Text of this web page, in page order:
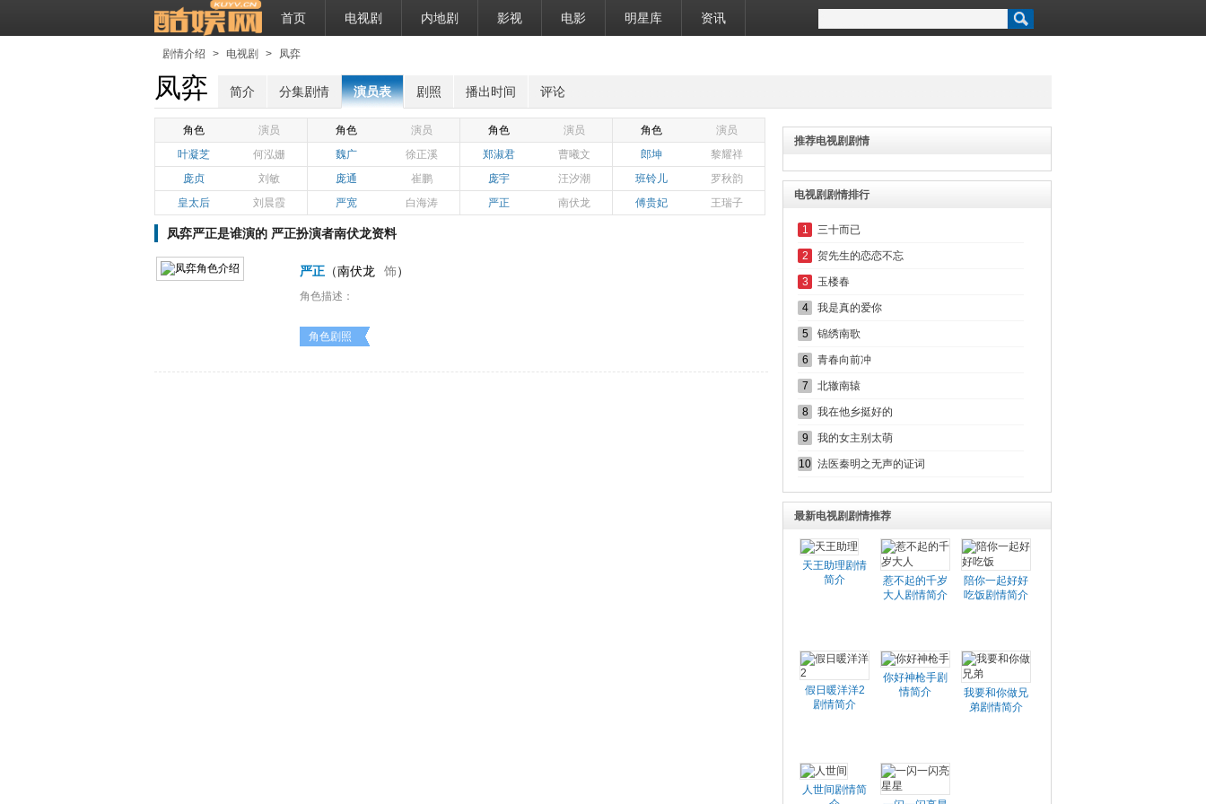
首页 电视剧 内地剧 影视 电影 明星库 资讯
剧情介绍 > 电视剧 > 凤弈
凤弈 简介 分集剧情 演员表 剧照 播出时间 评论
角色 演员 角色 演员 角色 演员 角色
演员
叶凝芝
何泓姗 魏广 徐正溪 郑淑君 曹曦文 郎坤
黎耀祥
庞贞
刘敏 庞通 崔鹏 庞宇 汪汐潮 班铃儿
罗秋韵
皇太后
刘晨霞 严宽 白海涛 严正 南伏龙 傅贵妃 王瑞子
凤弈严正是谁演的 严正扮演者南伏龙资料
严正 （南伏龙 饰）
角色描述：
角色剧照
推荐电视剧剧情
电视剧剧情排行
1 三十而已
2 贺先生的恋恋不忘
3 玉楼春
4 我是真的爱你
5 锦绣南歌
6 青春向前冲
7 北辙南辕
8 我在他乡挺好的
9 我的女主别太萌
10 法医秦明之无声的证词
最新电视剧剧情推荐
天王助理剧情
简介
惹不起的千岁
大人剧情简介
陪你一起好好
吃饭剧情简介
假日暖洋洋2
剧情简介
你好神枪手剧
情简介
我要和你做兄
弟剧情简介
人世间剧情简